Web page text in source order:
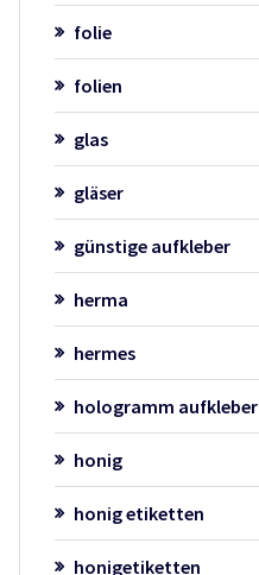
folie
folien
glas
gläser
günstige aufkleber
herma
hermes
hologramm aufkleber
honig
honig etiketten
honigetiketten